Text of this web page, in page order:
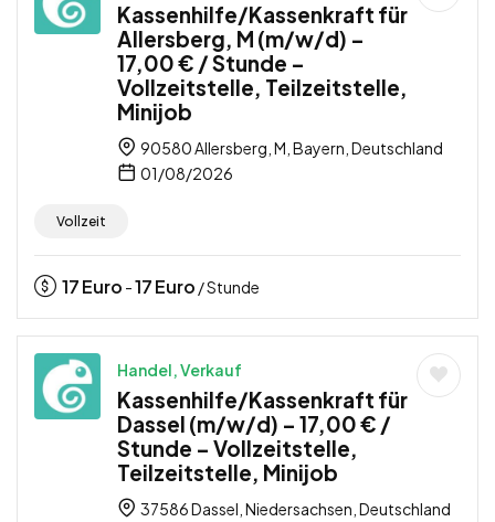
Kassenhilfe/Kassenkraft für
Allersberg, M (m/w/d) –
17,00 € / Stunde –
Vollzeitstelle, Teilzeitstelle,
Minijob
90580 Allersberg, M, Bayern, Deutschland
01/08/2026
Vollzeit
17Euro -17Euro / Stunde
Handel, Verkauf
Kassenhilfe/Kassenkraft für
Dassel (m/w/d) – 17,00 € /
Stunde – Vollzeitstelle,
Teilzeitstelle, Minijob
37586 Dassel, Niedersachsen, Deutschland